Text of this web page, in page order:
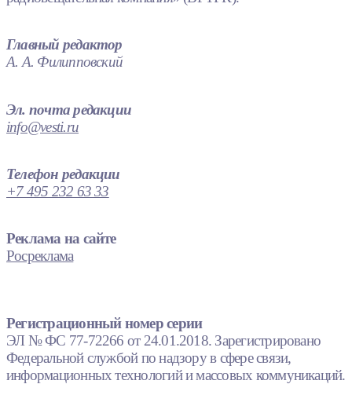
Главный редактор
А. А. Филипповский
Эл. почта редакции
info@vesti.ru
Телефон редакции
+7 495 232 63 33
Реклама на сайте
Росреклама
Регистрационный номер серии
ЭЛ № ФС 77-72266 от 24.01.2018. Зарегистрировано
Федеральной службой по надзору в сфере связи,
информационных технологий и массовых коммуникаций.